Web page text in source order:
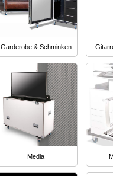
Garderobe & Schminken
Media